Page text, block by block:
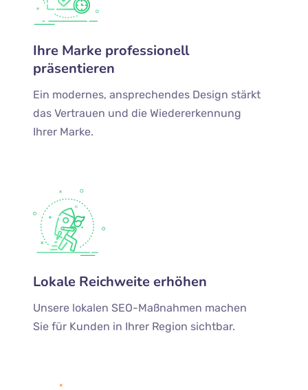
Ihre Marke professionell
präsentieren
Ein modernes, ansprechendes Design stärkt
das Vertrauen und die Wiedererkennung
Ihrer Marke.
Lokale Reichweite erhöhen
Unsere lokalen SEO-Maßnahmen machen
Sie für Kunden in Ihrer Region sichtbar.